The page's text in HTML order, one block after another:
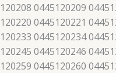
0445120209
0445120221
0445120234
0445120246
0445120260